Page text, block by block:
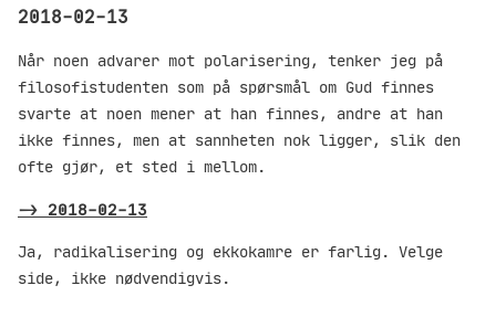
2018-02-13
Når noen advarer mot polarisering, tenker jeg på
filosofistudenten som på spørsmål om Gud finnes
svarte at noen mener at han finnes, andre at han
ikke finnes, men at sannheten nok ligger, slik den
ofte gjør, et sted i mellom.
-> 2018-02-13
Ja, radikalisering og ekkokamre er farlig. Velge
side, ikke nødvendigvis.